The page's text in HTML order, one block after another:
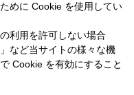
めに Cookie を使用してい
利用を許可しない場合
など当サイトの様々な機
Cookie を有効にすること